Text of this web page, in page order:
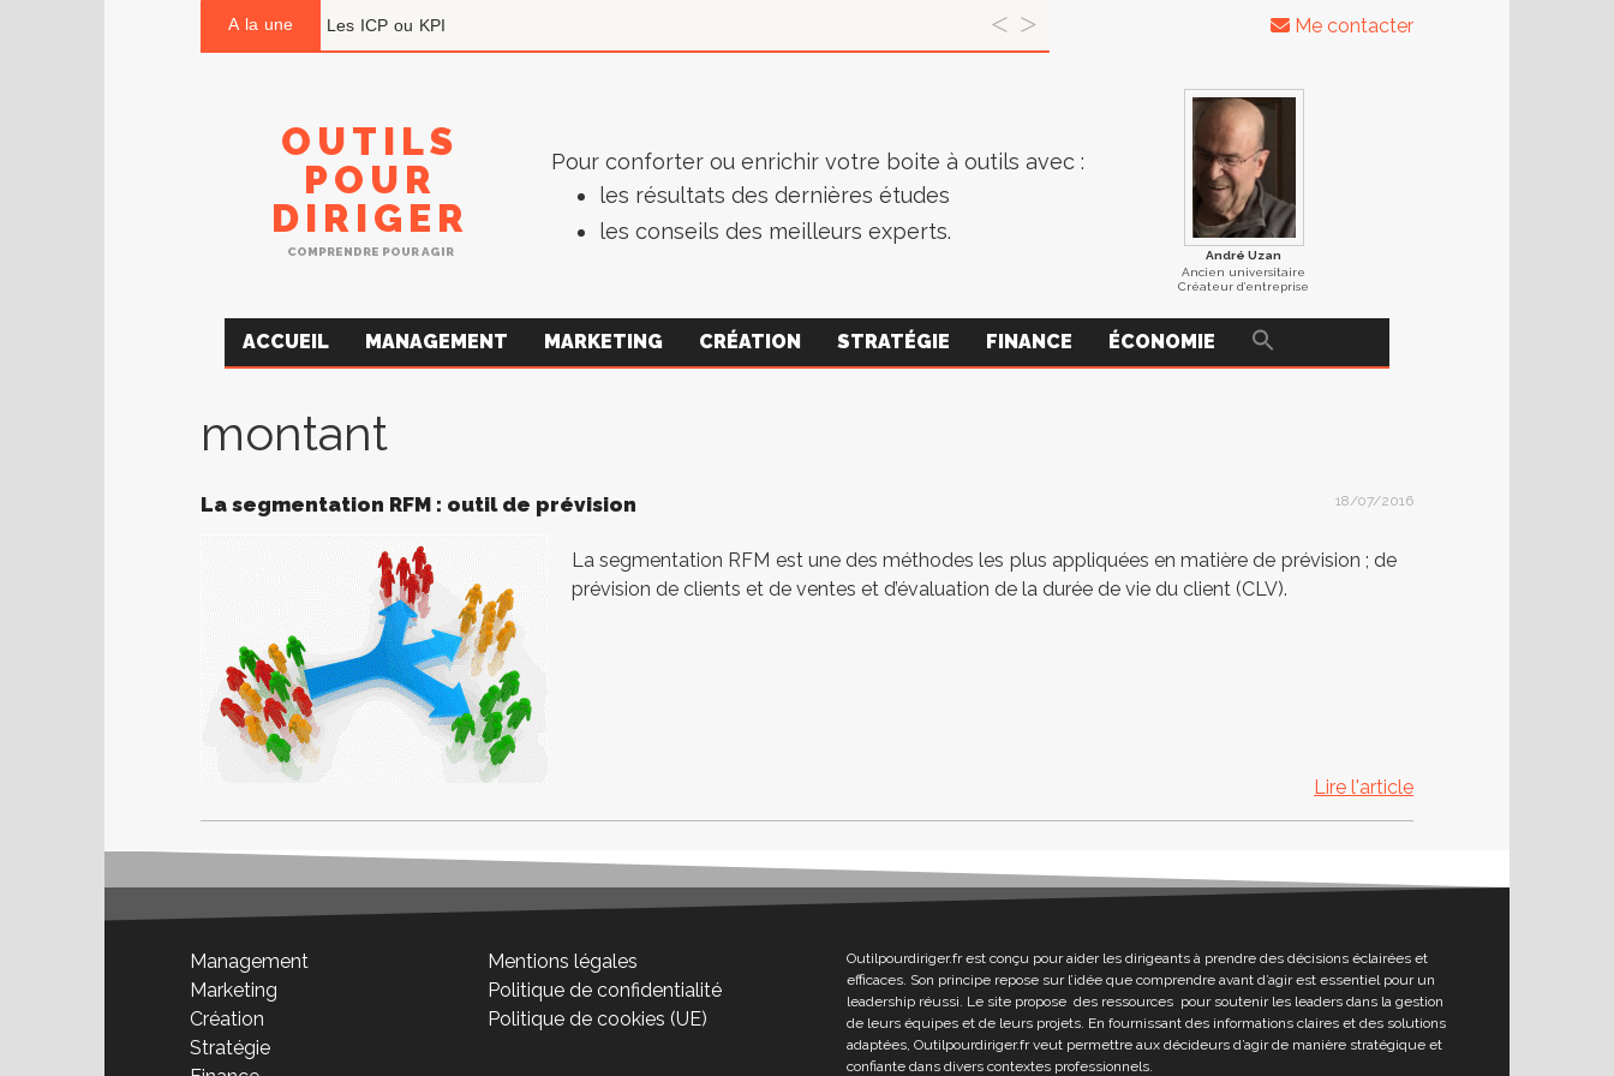
A la une Les ICP ou KPI Me contacter
OUTILS
POUR
DIRIGER
COMPRENDRE POUR AGIR
Pour conforter ou enrichir votre boite à outils avec :
les résultats des dernières études
les conseils des meilleurs experts.
André Uzan
Ancien universitaire
Créateur d’entreprise
ACCUEIL MANAGEMENT MARKETING CRÉATION STRATÉGIE FINANCE ÉCONOMIE
montant
La segmentation RFM : outil de prévision 18/07/2016
La segmentation RFM est une des méthodes les plus appliquées en matière de prévision ; de
prévision de clients et de ventes et d’évaluation de la durée de vie du client (CLV).
Lire l'article
Management
Marketing
Création
Stratégie
Mentions légales
Politique de confidentialité
Politique de cookies (UE)
Outilpourdiriger.fr est conçu pour aider les dirigeants à prendre des décisions éclairées et
efficaces. Son principe repose sur l’idée que comprendre avant d’agir est essentiel pour un
leadership réussi. Le site propose des ressources pour soutenir les leaders dans la gestion
de leurs équipes et de leurs projets. En fournissant des informations claires et des solutions
adaptées, Outilpourdiriger.fr veut permettre aux décideurs d’agir de manière stratégique et
confiante dans divers contextes professionnels.